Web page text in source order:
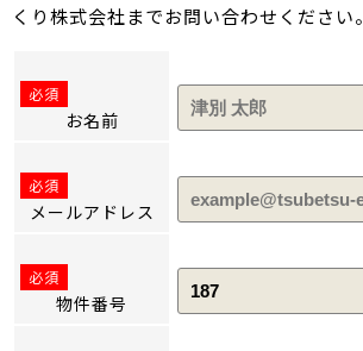
くり株式会社までお問い合わせください。
必須
お名前
必須
メールアドレス
必須
物件番号